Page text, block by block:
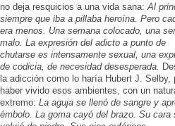
no deja resquicios a una vida sana: Al
siempre que iba a pillaba heroína. Pero
era menos. Una semana colocado, una
malo. La expresión del adicto a punto de
chutarse es intensamente sexual, una
de codicia, de necesidad desesperada.
la adicción como lo haría Hubert J. Selby,
haber vivido esos ambientes, con un
extremo: La aguja se llenó de sangre y
émbolo. La goma cayó del brazo. Su cara